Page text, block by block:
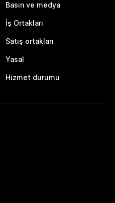
Basın ve medya
İş Ortakları
Satış ortakları
Yasal
Hizmet durumu